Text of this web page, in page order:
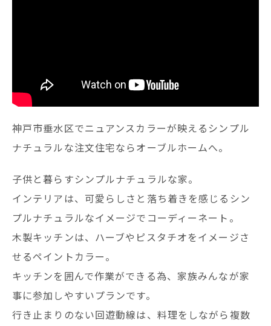
神戸市垂水区でニュアンスカラーが映えるシンプル
ナチュラルな注文住宅ならオーブルホームへ。
子供と暮らすシンプルナチュラルな家。
インテリアは、可愛らしさと落ち着きを感じるシン
プルナチュラルなイメージでコーディーネート。
木製キッチンは、ハーブやピスタチオをイメージさ
せるペイントカラー。
キッチンを囲んで作業ができる為、家族みんなが家
事に参加しやすいプランです。
行き止まりのない回遊動線は、料理をしながら複数